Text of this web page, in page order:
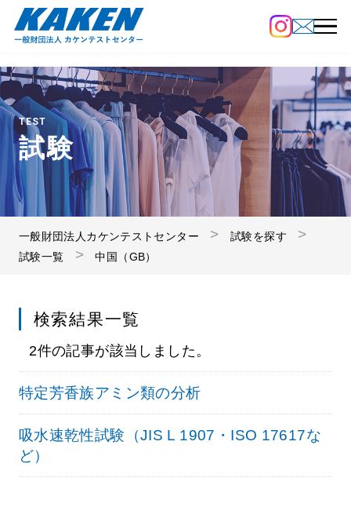
TEST
試験
一般財団法人カケンテストセンター
試験を探す
試験一覧
中国（GB）
検索結果一覧
2件の記事が該当しました。
特定芳香族アミン類の分析
吸水速乾性試験（JIS L 1907・ISO 17617な
ど）